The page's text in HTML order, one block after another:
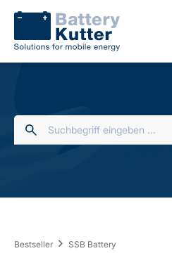
Bestseller SSB Battery